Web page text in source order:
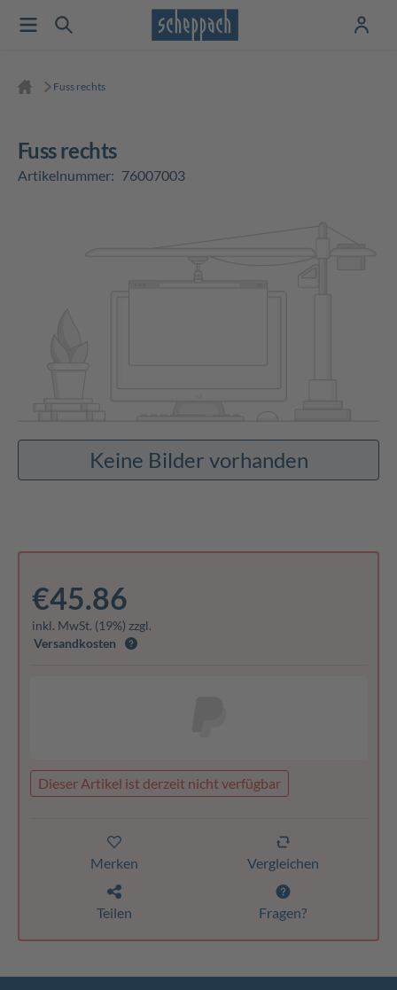
Fuss rechts
Fuss rechts
Artikelnummer: 76007003
Keine Bilder vorhanden
€45.86
inkl. MwSt. (19%) zzgl.
Versandkosten
Dieser Artikel ist derzeit nicht verfügbar
Merken Vergleichen
Teilen Fragen?